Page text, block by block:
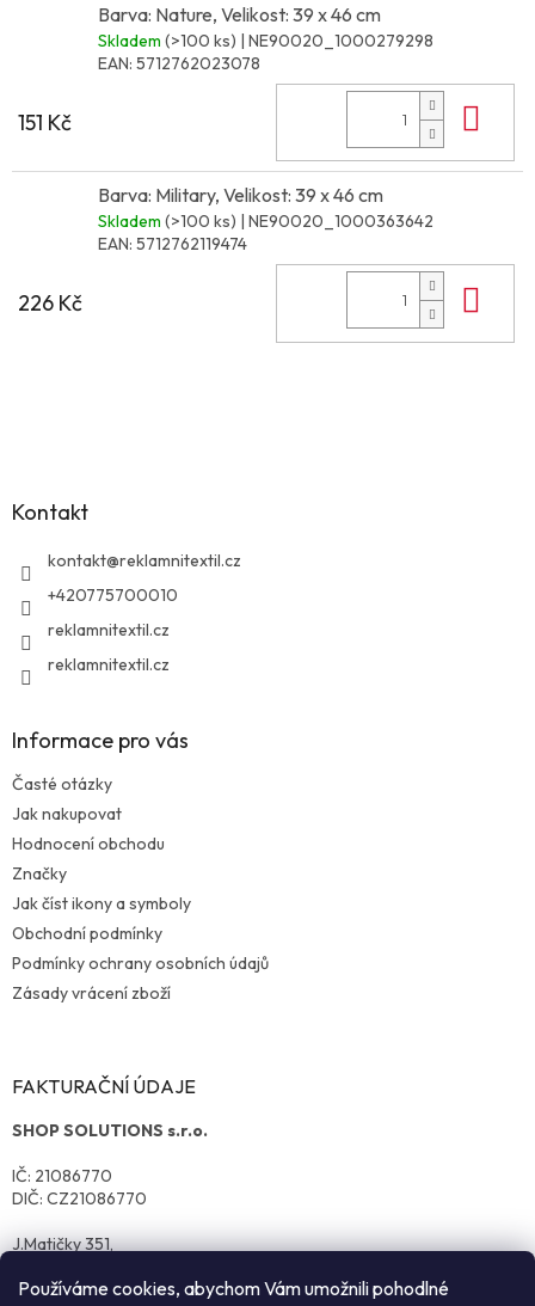
Používáme cookies, abychom Vám umožnili pohodlné
Barva: Nature, Velikost: 39 x 46 cm
Skladem (>100 ks) | NE90020_1000279298
EAN: 5712762023078
151 Kč
Barva: Military, Velikost: 39 x 46 cm
Skladem (>100 ks) | NE90020_1000363642
EAN: 5712762119474
226 Kč
Kontakt
kontakt@reklamnitextil.cz
+420775700010
reklamnitextil.cz
reklamnitextil.cz
Informace pro vás
Časté otázky
Jak nakupovat
Hodnocení obchodu
Značky
Jak číst ikony a symboly
Obchodní podmínky
Podmínky ochrany osobních údajů
Zásady vrácení zboží
FAKTURAČNÍ ÚDAJE
SHOP SOLUTIONS s.r.o.
IČ: 21086770
DIČ: CZ21086770
J.Matičky 351,